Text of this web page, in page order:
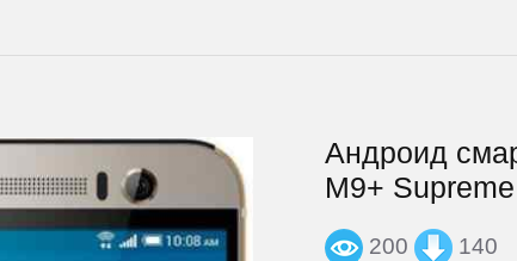
Андроид
M9+
200 140